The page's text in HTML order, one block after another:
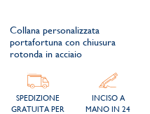
Collana personalizzata
portafortuna con chiusura
rotonda in acciaio
SPEDIZIONE
GRATUITA PER
INCISO A
MANO IN 24